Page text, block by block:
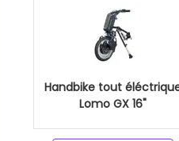
Handbike tout
Lomo GX 16"